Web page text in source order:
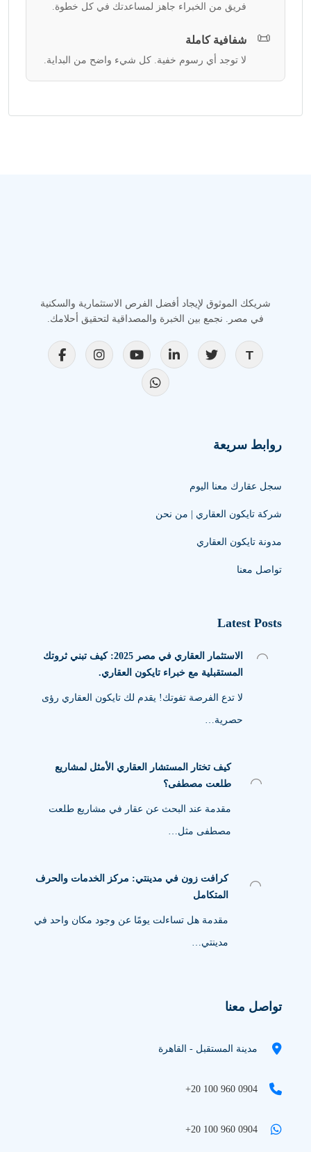
فريق من الخبراء جاهز لمساعدتك في كل خطوة.
📜 شفافية كاملة
لا توجد أي رسوم خفية. كل شيء واضح من البداية.
شريكك الموثوق لإيجاد أفضل الفرص الاستثمارية والسكنية
في مصر. نجمع بين الخبرة والمصداقية لتحقيق أحلامك.
روابط سريعة
سجل عقارك معنا اليوم
شركة تايكون العقاري | من نحن
مدونة تايكون العقاري
تواصل معنا
Latest Posts
الاستثمار العقاري في مصر 2025: كيف تبني ثروتك
المستقبلية مع خبراء تايكون العقاري.
لا تدع الفرصة تفوتك! يقدم لك تايكون العقاري رؤى
حصرية…
كيف تختار المستشار العقاري الأمثل لمشاريع
طلعت مصطفى؟
مقدمة عند البحث عن عقار في مشاريع طلعت
مصطفى مثل…
كرافت زون في مدينتي: مركز الخدمات والحرف
المتكامل
مقدمة هل تساءلت يومًا عن وجود مكان واحد في
مدينتي…
تواصل معنا
مدينة المستقبل - القاهرة
+20 100 960 0904
+20 100 960 0904